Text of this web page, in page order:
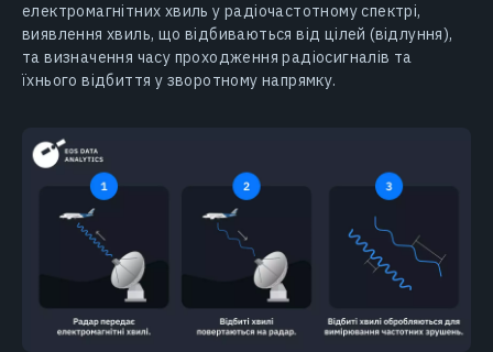
електромагнітних хвиль у радіочастотному спектрі,
виявлення хвиль, що відбиваються від цілей (відлуння),
та визначення часу проходження радіосигналів та
їхнього відбиття у зворотному напрямку.